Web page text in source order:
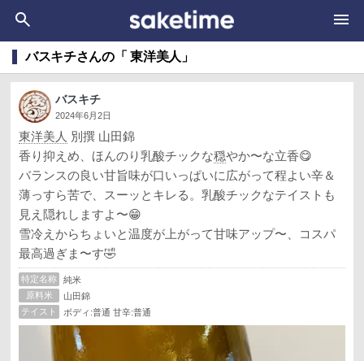
バスキチさんの「 東洋美人」
バスキチ
2024年6月2日
東洋美人 別撰 山田錦
香り抑えめ、ほんのり乳酸チックな穏やか〜な立香😋
バランスの良い甘旨味が口いっぱいに広がって程よい辛＆
薄っすら苦で、スーッとキレる。乳酸チックなテイストも
見え隠れしますよ〜😁
雪冷えからちょいと温度が上がって甘味アップ〜、コスパ
最高過ぎま〜す🤣
特定名称
純米
原料米
山田錦
テイスト
ボディ:普通 甘辛:普通